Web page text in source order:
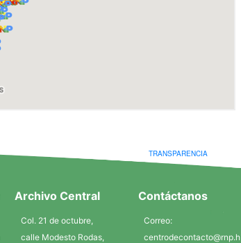
TRANSPARENCIA
Archivo Central
Col. 21 de octubre,
calle Modesto Rodas,
Contáctanos
Correo:
centrodecontacto@rnp.h